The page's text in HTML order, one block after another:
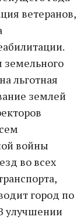
ветеранов,
льготная
землей
войны
во всех
город по
улучшении